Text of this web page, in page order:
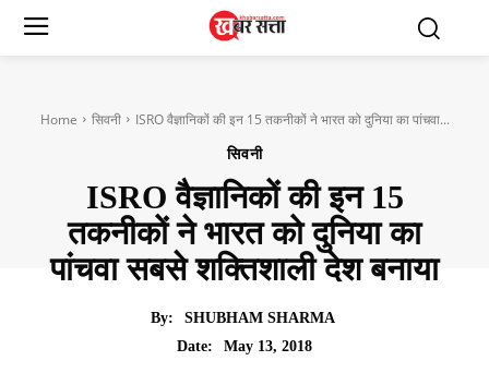
Home सिवनी ISRO वैज्ञानिकों की इन 15 तकनीकों ने भारत को दुनिया का पांचवा...
सिवनी
ISRO वैज्ञानिकों की इन 15
तकनीकों ने भारत को दुनिया का
पांचवा सबसे शक्तिशाली देश बनाया
By:
SHUBHAM SHARMA
Date:
May 13, 2018